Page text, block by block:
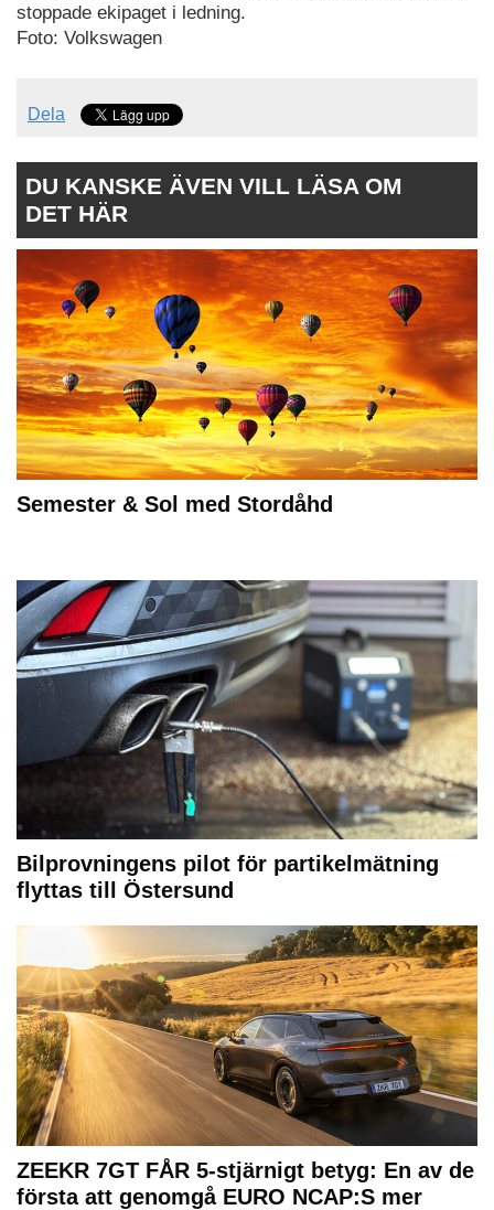
stoppade ekipaget i ledning.
Foto: Volkswagen
Dela
DU KANSKE ÄVEN VILL LÄSA OM
DET HÄR
Semester & Sol med Stordåhd
Bilprovningens pilot för partikelmätning
flyttas till Östersund
ZEEKR 7GT FÅR 5-stjärnigt betyg: En av de
första att genomgå EURO NCAP:S mer